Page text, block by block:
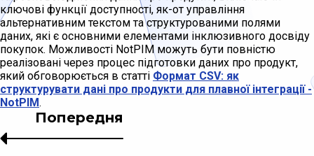
ключові функції доступності, як-от управління
альтернативним текстом та структурованими полями
даних, які є основними елементами інклюзивного досвіду
покупок. Можливості NotPIM можуть бути повністю
реалізовані через процес підготовки даних про продукт,
який обговорюється в статті Формат CSV: як
структурувати дані про продукти для плавної інтеграції -
NotPIM.
Попередня